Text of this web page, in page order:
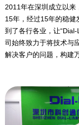
2011年在深圳成立以来
15年，经过15年的稳健
到了各行各业，让
司始终致力于将技术与
解决客户的问题，构建